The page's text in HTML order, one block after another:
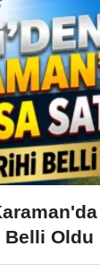
Belli Oldu